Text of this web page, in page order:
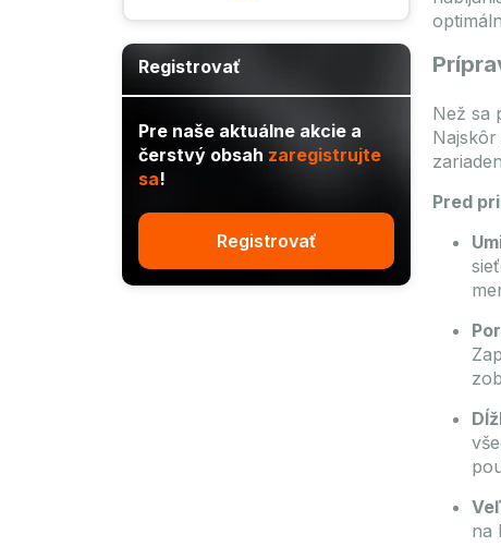
Než sa
Pred
na
Registrovať
Pre naše aktuálne akcie a
čerstvý obsah zaregistrujte
sa!
Registrovať